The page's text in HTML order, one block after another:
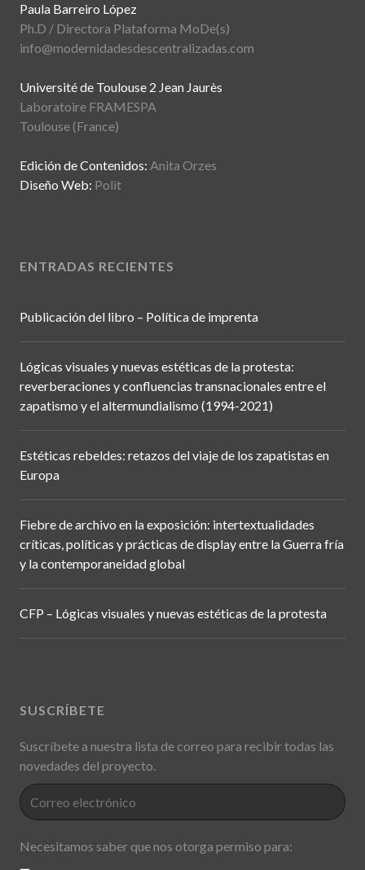
Paula Barreiro López
Ph.D / Directora Plataforma MoDe(s)
info@modernidadesdescentralizadas.com
Université de Toulouse 2 Jean Jaurès
Laboratoire FRAMESPA
Toulouse (France)
Edición de Contenidos: Anita Orzes
Diseño Web: Polit
ENTRADAS RECIENTES
Publicación del libro – Política de imprenta
Lógicas visuales y nuevas estéticas de la protesta:
reverberaciones y confluencias transnacionales entre el
zapatismo y el altermundialismo (1994-2021)
Estéticas rebeldes: retazos del viaje de los zapatistas en
Europa
Fiebre de archivo en la exposición: intertextualidades
críticas, políticas y prácticas de display entre la Guerra fría
y la contemporaneidad global
CFP – Lógicas visuales y nuevas estéticas de la protesta
SUSCRÍBETE
Suscríbete a nuestra lista de correo para recibir todas las
novedades del proyecto.
Necesitamos saber que nos otorga permiso para: